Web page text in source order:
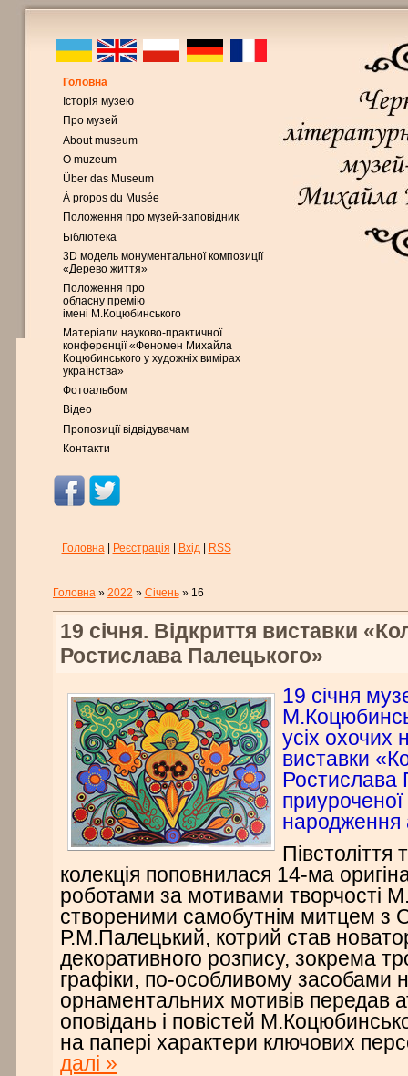
Головна
Історія музею
Про музей
About museum
O muzeum
Über das Museum
À propos du Musée
Положення про музей-заповідник
Бібліотека
3D модель монументальної композиції
«Дерево життя»
Положення про
обласну премію
імені М.Коцюбинського
Матеріали науково-практичної
конференції «Феномен Михайла
Коцюбинського у художніх вимірах
українства»
Фотоальбом
Відео
Пропозиції відвідувачам
Контакти
Головна| Реєстрація Вхід| RSS
Головна» 2022 » Січень » 16
19 січня. Відкриття виставки
Ростислава Палецького»
19 січня
усіх охочих
виставки
Ростислава
народження
колекція поповнилася 14-ма
роботами за мотивами творчості
створеними самобутнім митцем з
Р.М.Палецький, котрий став
декоративного розпису, зокрема
графіки, по-особливому засобами
орнаментальних мотивів передав
оповідань і повістей
на папері характери ключових
далі »